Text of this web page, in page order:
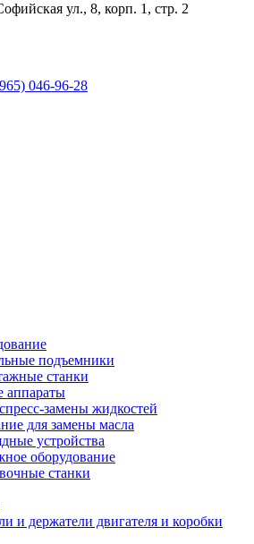
ул., 8, корп. 1, стр. 2
046-96-28
подъемники
станки
аппараты
замены жидкостей
для замены масла
устройства
оборудование
станки
и держатели двигателя и коробки